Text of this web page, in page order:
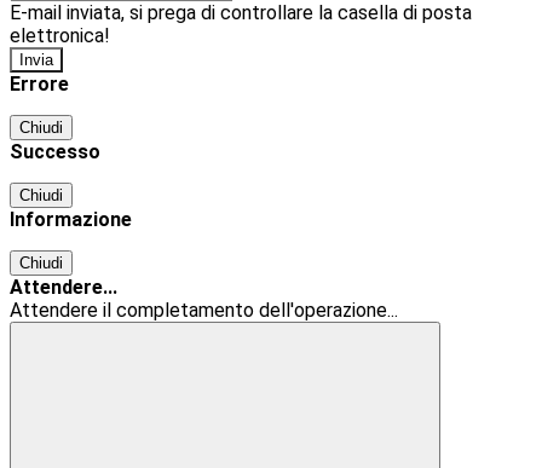
E-mail inviata, si prega di controllare la casella di posta
elettronica!
Errore
Chiudi
Successo
Chiudi
Informazione
Chiudi
Attendere...
Attendere il completamento dell'operazione...